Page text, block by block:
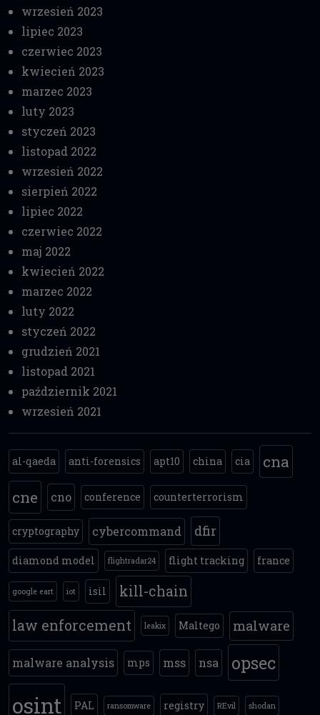
wrzesień 2023
lipiec 2023
czerwiec 2023
kwiecień 2023
marzec 2023
luty 2023
styczeń 2023
listopad 2022
wrzesień 2022
sierpień 2022
lipiec 2022
czerwiec 2022
maj 2022
kwiecień 2022
marzec 2022
luty 2022
styczeń 2022
grudzień 2021
listopad 2021
październik 2021
wrzesień 2021
al-qaeda anti-forensics apt10 china cia
cna
cne
cno conference counterterrorism
cryptography cybercommand dfir
diamond model flightradar24 flight tracking france
google eart iot isil
kill-chain
law enforcement
leakix Maltego malware
malware analysis mps mss nsa opsec
osint PAL ransomware registry REvil shodan